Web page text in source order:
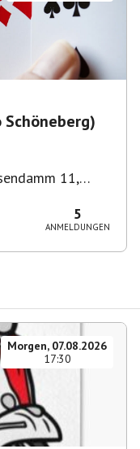
11,
5
ANMELDUNGEN
Morgen, 07.08.2026
17:30